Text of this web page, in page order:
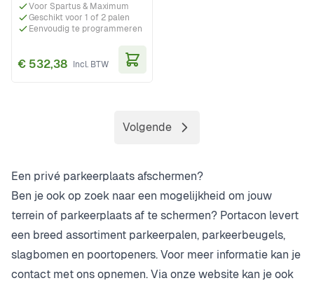
Voor Spartus & Maximum
Geschikt voor 1 of 2 palen
Eenvoudig te programmeren
€ 532,38
Pagina
Volgende
Een privé parkeerplaats afschermen?
Ben je ook op zoek naar een mogelijkheid om jouw
terrein of parkeerplaats af te schermen? Portacon levert
een breed assortiment parkeerpalen, parkeerbeugels,
slagbomen en poortopeners. Voor meer informatie kan je
contact met ons opnemen. Via onze website kan je ook